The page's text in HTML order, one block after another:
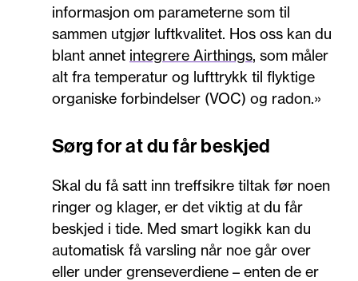
informasjon om parameterne som til
sammen utgjør luftkvalitet. Hos oss kan du
blant annet integrere Airthings, som måler
alt fra temperatur og lufttrykk til flyktige
organiske forbindelser (VOC) og radon.»
Sørg for at du får beskjed
Skal du få satt inn treffsikre tiltak før noen
ringer og klager, er det viktig at du får
beskjed i tide. Med smart logikk kan du
automatisk få varsling når noe går over
eller under grenseverdiene – enten de er